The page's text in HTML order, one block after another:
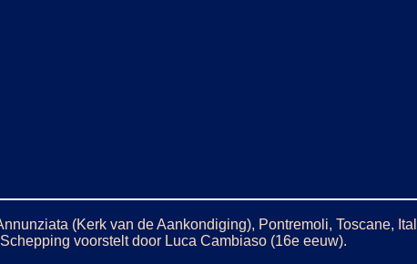
(Kerk van de Aankondiging), Pontremoli, Toscane,
Schepping voorstelt door Luca Cambiaso (16e eeuw).